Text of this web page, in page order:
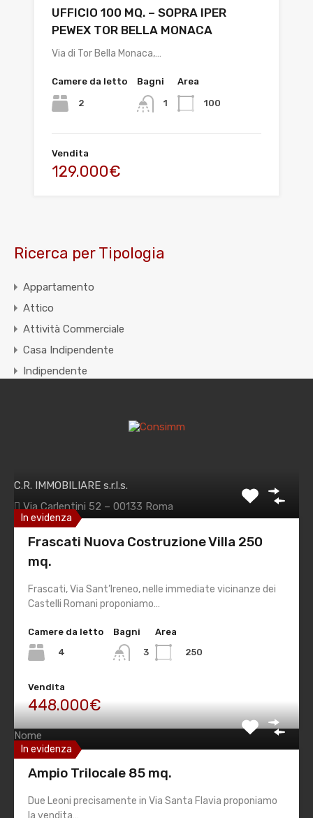
UFFICIO 100 MQ. – SOPRA IPER
PEWEX TOR BELLA MONACA
Via di Tor Bella Monaca,…
Camere da letto
2
Bagni
1
Area
100
Vendita
129.000€
Ricerca per Tipologia
Appartamento
Attico
Attività Commerciale
Casa Indipendente
Indipendente
Proprietà in evidenza
In evidenza
Frascati Nuova Costruzione Villa 250
mq.
Frascati, Via Sant’Ireneo, nelle immediate vicinanze dei
Castelli Romani proponiamo…
Camere da letto
4
Bagni
3
Area
250
Vendita
448.000€
In evidenza
Ampio Trilocale 85 mq.
Due Leoni precisamente in Via Santa Flavia proponiamo
la vendita…
C.R. IMMOBILIARE s.r.l.s.
Via Carlentini 52 – 00133 Roma
06 205 39 29 |
P. IVA 14872411005
Privacy Policy|Sitemap
Iscriviti alla nostra newsletter
Nome
Email